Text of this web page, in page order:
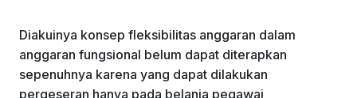
Diakuinya konsep fleksibilitas anggaran dalam
anggaran fungsional belum dapat diterapkan
sepenuhnya karena yang dapat dilakukan
pergeseran hanya pada belanja pegawai